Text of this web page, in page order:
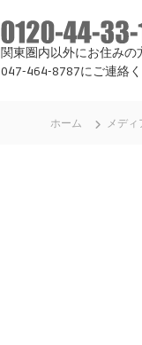
関東圏内以外にお住みの
047-464-8787にご連絡く
ホーム メディ